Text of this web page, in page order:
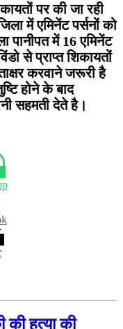
पर की जा रही
में एमिनेंट पर्सनों को
पानीपत में 16 एमिनेंट
से प्राप्त शिकायतों
करवाने जरूरी है
होने के बाद
सहमती देते है।
की हत्या की